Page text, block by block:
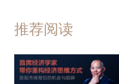
推荐阅读